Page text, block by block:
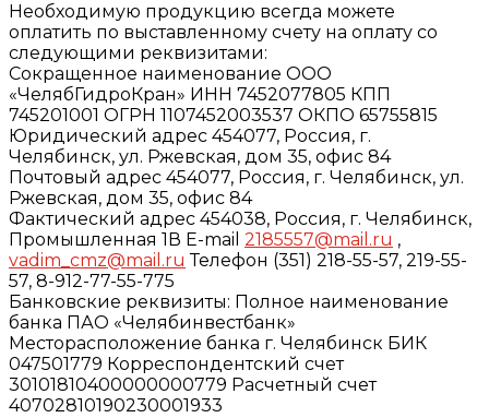
Необходимую продукцию всегда можете
оплатить по выставленному счету на оплату со
следующими реквизитами:
Сокращенное наименование ООО
«ЧелябГидроКран» ИНН 7452077805 КПП
745201001 ОГРН 1107452003537 ОКПО 65755815
Юридический адрес 454077, Россия, г.
Челябинск, ул. Ржевская, дом 35, офис 84
Почтовый адрес 454077, Россия, г. Челябинск, ул.
Ржевская, дом 35, офис 84
Фактический адрес 454038, Россия, г. Челябинск,
Промышленная 1В E-mail 2185557@mail.ru ,
vadim_cmz@mail.ru Телефон (351) 218-55-57, 219-55-
57, 8-912-77-55-775
Банковские реквизиты: Полное наименование
банка ПАО «Челябинвестбанк»
Месторасположение банка г. Челябинск БИК
047501779 Корреспондентский счет
30101810400000000779 Расчетный счет
40702810190230001933